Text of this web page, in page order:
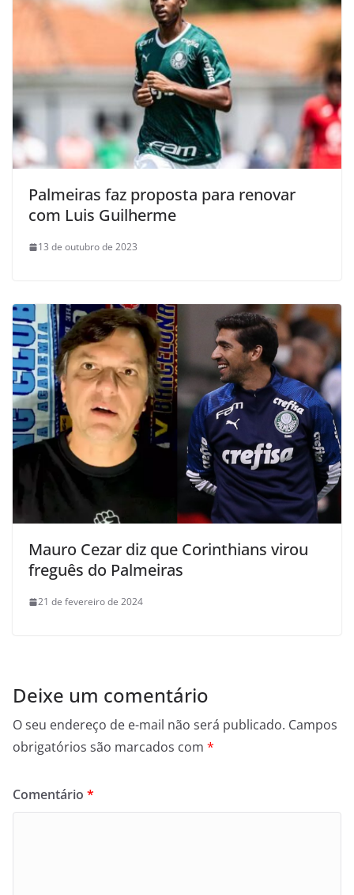
Palmeiras faz proposta para renovar
com Luis Guilherme
13 de outubro de 2023
Mauro Cezar diz que Corinthians virou
freguês do Palmeiras
21 de fevereiro de 2024
Deixe um comentário
O seu endereço de e-mail não será publicado. Campos
obrigatórios são marcados com *
Comentário *